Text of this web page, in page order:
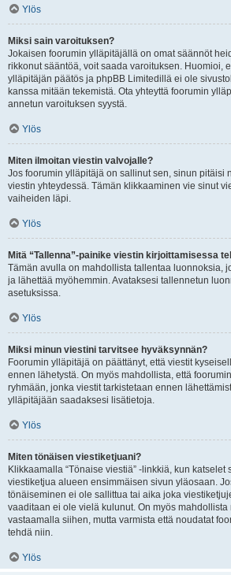
Ylös
Miksi sain varoituksen?
Jokaisen foorumin ylläpitäjällä on omat säännöt
rikkonut sääntöä, voit saada varoituksen. Huomioi,
ylläpitäjän päätös ja phpBB Limitedillä ei ole
kanssa mitään tekemistä. Ota yhteyttä foorumin
annetun varoituksen syystä.
Ylös
Miten ilmoitan viestin valvojalle?
Jos foorumin ylläpitäjä on sallinut sen, sinun pitäisi
viestin yhteydessä. Tämän klikkaaminen vie sinut
vaiheiden läpi.
Ylös
Mitä “Tallenna”-painike viestin kirjoittamisessa
Tämän avulla on mahdollista tallentaa luonnoksia,
ja lähettää myöhemmin. Avataksesi tallennetun
asetuksissa.
Ylös
Miksi minun viestini tarvitsee hyväksynnän?
Foorumin ylläpitäjä on päättänyt, että viestit
ennen lähetystä. On myös mahdollista, että
ryhmään, jonka viestit tarkistetaan ennen
ylläpitäjään saadaksesi lisätietoja.
Ylös
Miten tönäisen viestiketjuani?
Klikkaamalla “Tönaise viestiä” -linkkiä, kun katselet
viestiketjua alueen ensimmäisen sivun yläosaan.
tönäiseminen ei ole sallittua tai aika joka
vaaditaan ei ole vielä kulunut. On myös
vastaamalla siihen, mutta varmista että noudatat
tehdä niin.
Ylös